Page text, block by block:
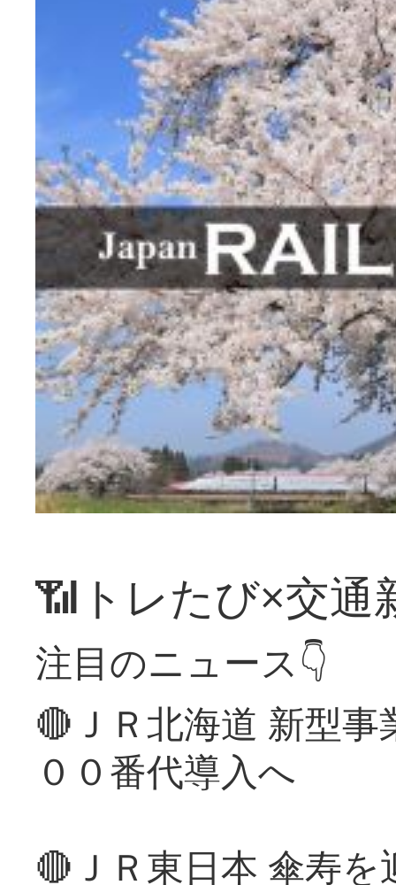
📶トレたび×交通
注目のニュース👇
🔴ＪＲ北海道 新型
００番代導入へ
🔴ＪＲ東日本 傘寿